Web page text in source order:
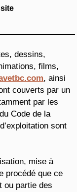
dessins,
films,
, ainsi
couverts par un
par les
Code de la
sont
mise à
procédé que ce
ou partie des